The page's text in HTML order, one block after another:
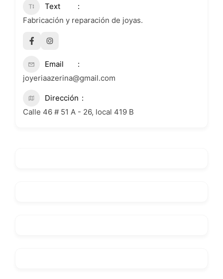
Text
Fabricación y reparación de joyas.
Email
joyeriaazerina@gmail.com
Dirección
Calle 46 # 51 A - 26, local 419 B